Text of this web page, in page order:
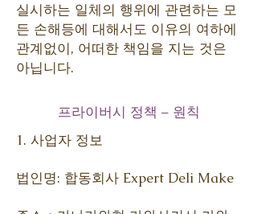
실시하는 일체의 행위에 관련하는 모
든 손해등에 대해서도 이유의 여하에
관계없이, 어떠한 책임을 지는 것은
아닙니다.
프라이버시 정책 – 원칙
1. 사업자 정보
법인명: 합동회사 Expert Deli Make